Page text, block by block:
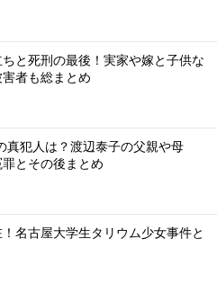
と死刑の最後！実家や嫁と子供な
者も総まとめ
真犯人は？渡辺泰子の父親や母
とその後まとめ
名古屋大学生タリウム少女事件と